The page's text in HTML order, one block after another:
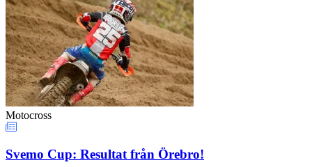
Motocross
Svemo Cup: Resultat från Örebro!